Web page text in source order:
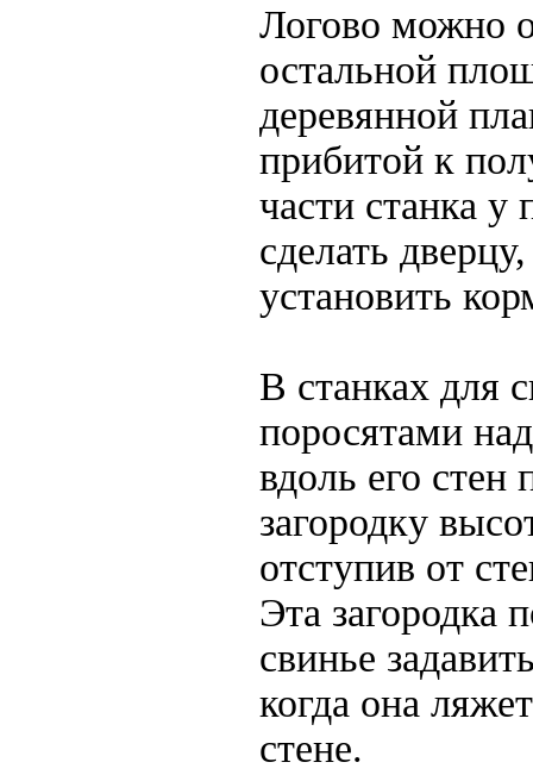
Логово можно
остальной
деревянной
прибитой к
части станка у
сделать
установить
В станках для
поросятами
вдоль его стен
загородку
отступив от
Эта загородка
свинье
когда она
стене.